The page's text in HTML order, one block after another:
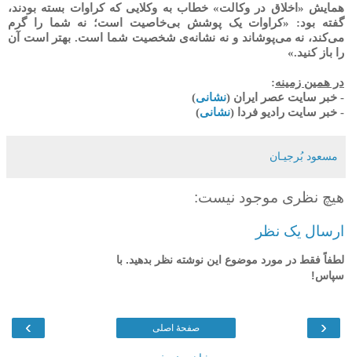
همایش «اخلاق در وکالت» خطاب به وکلایی که کراوات بسته بودند،
گفته بود: «کراوات یک پوشش بی‌خاصیت است؛ نه شما را گرم
می‌کند، نه می‌پوشاند و نه نشانه‌ی شخصیت شما است. بهتر است آن
را باز کنید.»
در همین زمینه:
- خبر سایت عصر ایران (نشانی)
- خبر سایت رادیو فردا (نشانی)
مسعود بُرجيـان
هیچ نظری موجود نیست:
ارسال یک نظر
لطفاً فقط در مورد موضوع این نوشته نظر بدهید. با
سپاس!
‹
› صفحهٔ اصلی